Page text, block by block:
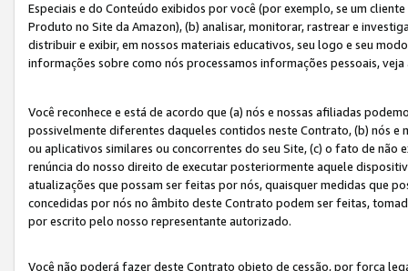
Especiais e do Conteúdo exibidos por você (por exemplo, se um
Produto no Site da Amazon), (b) analisar, monitorar, rastrear e
distribuir e exibir, em nossos materiais educativos, seu logo e seu
informações sobre como nós processamos informações pessoais,
Você reconhece e está de acordo que (a) nós e nossas afiliadas
possivelmente diferentes daqueles contidos neste Contrato, (b) nós
ou aplicativos similares ou concorrentes do seu Site, (c) o fato de
renúncia do nosso direito de executar posteriormente aquele
atualizações que possam ser feitas por nós, quaisquer medidas que
concedidas por nós no âmbito deste Contrato podem ser feitas,
por escrito pelo nosso representante autorizado.
Você não poderá fazer deste Contrato objeto de cessão, por força